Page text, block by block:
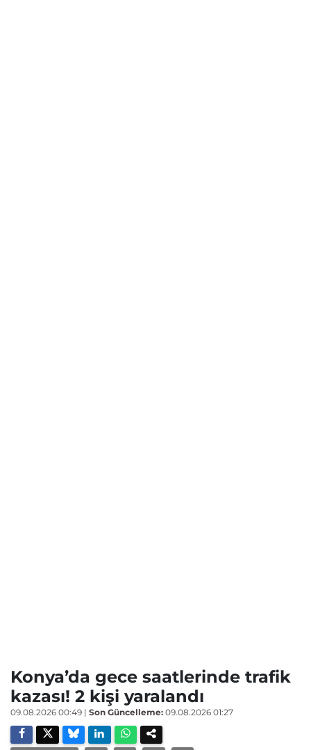
Konya’da gece saatlerinde trafik
kazası! 2 kişi yaralandı
09.08.2026 00:49 | Son Güncelleme: 09.08.2026 01:27